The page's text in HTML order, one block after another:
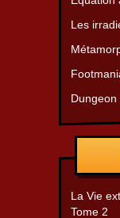
Les
Dungeon
La Vie
Tome 2